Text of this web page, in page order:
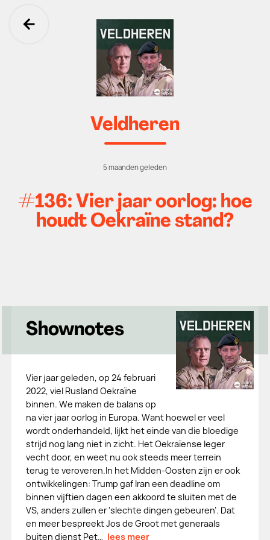
Ga terug
Veldheren
5 maanden geleden
#136: Vier jaar oorlog: hoe
houdt Oekraïne stand?
Shownotes
Vier jaar geleden, op 24 februari
2022, viel Rusland Oekraïne
binnen. We maken de balans op
na vier jaar oorlog in Europa. Want hoewel er veel
wordt onderhandeld, lijkt het einde van die bloedige
strijd nog lang niet in zicht. Het Oekraïense leger
vecht door, en weet nu ook steeds meer terrein
terug te veroveren.In het Midden-Oosten zijn er ook
ontwikkelingen: Trump gaf Iran een deadline om
binnen vijftien dagen een akkoord te sluiten met de
VS, anders zullen er ‘slechte dingen gebeuren’. Dat
en meer bespreekt Jos de Groot met generaals
buiten dienst Pet… lees meer